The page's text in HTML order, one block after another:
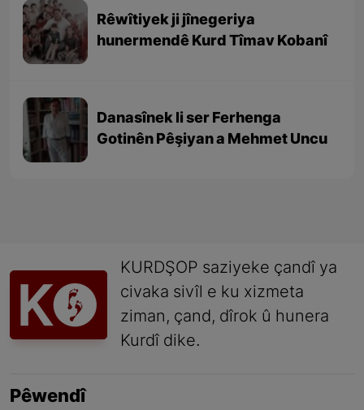
Rêwîtiyek ji jînegeriya
hunermendê Kurd Tîmav Kobanî
Danasînek li ser Ferhenga
Gotinên Pêşiyan a Mehmet Uncu
KURDŞOP saziyeke çandî ya
civaka sivîl e ku xizmeta
ziman, çand, dîrok û hunera
Kurdî dike.
Pêwendî